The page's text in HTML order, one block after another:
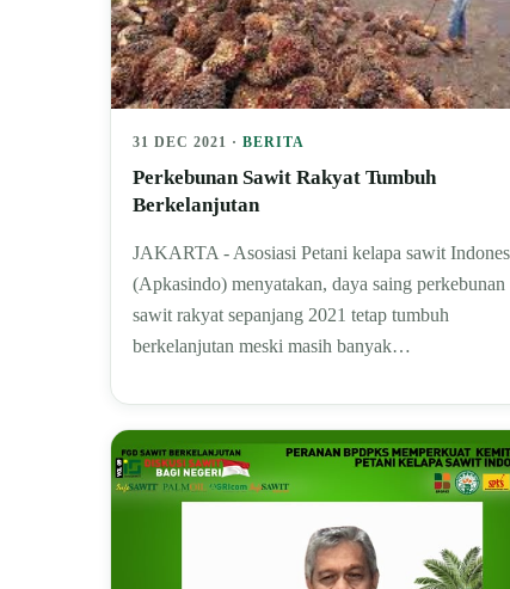
31 DEC 2021 · BERITA
Perkebunan Sawit Rakyat Tumbuh
Berkelanjutan
JAKARTA - Asosiasi Petani kelapa sawit
(Apkasindo) menyatakan, daya saing perkebunan
sawit rakyat sepanjang 2021 tetap tumbuh
berkelanjutan meski masih banyak…